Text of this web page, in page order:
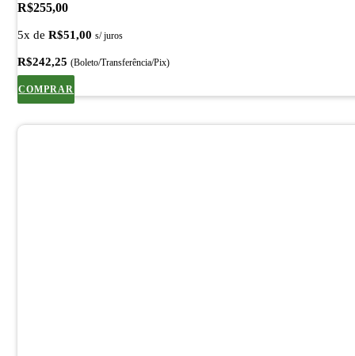
R$255,00
5x de R$51,00 s/ juros
R$242,25 (Boleto/Transferência/Pix)
COMPRAR